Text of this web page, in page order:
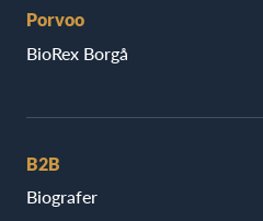
Porvoo
BioRex Borgå
B2B
Biografer